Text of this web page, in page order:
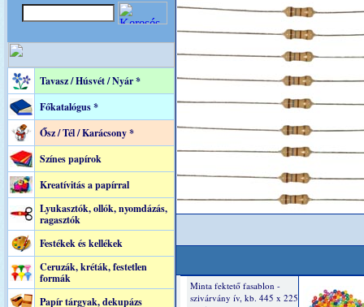
Tavasz / Húsvét / Nyár *
Főkatalógus *
Ősz / Tél / Karácsony *
Színes papírok
Kreatívitás a papírral
Lyukasztók, ollók, nyomdázás,
ragasztók
Festékek és kellékek
Ceruzák, kréták, festetlen
formák
Papír tárgyak, dekupázs